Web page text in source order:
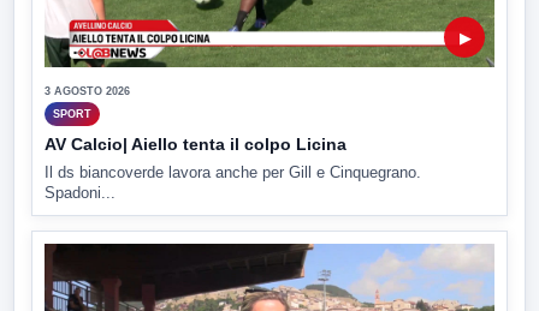
▶
3 AGOSTO 2026
SPORT
AV Calcio| Aiello tenta il colpo Licina
Il ds biancoverde lavora anche per Gill e Cinquegrano.
Spadoni...